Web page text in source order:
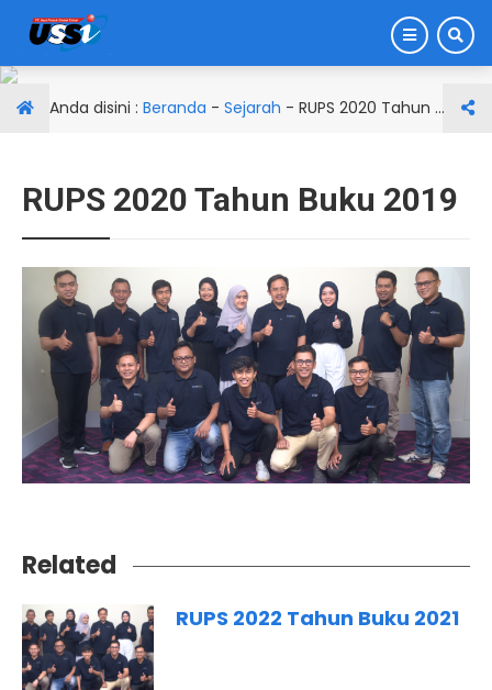
Anda disini : Beranda - Sejarah - RUPS 2020 Tahun Buku 2019
RUPS 2020 Tahun Buku 2019
Related
RUPS 2022 Tahun Buku 2021